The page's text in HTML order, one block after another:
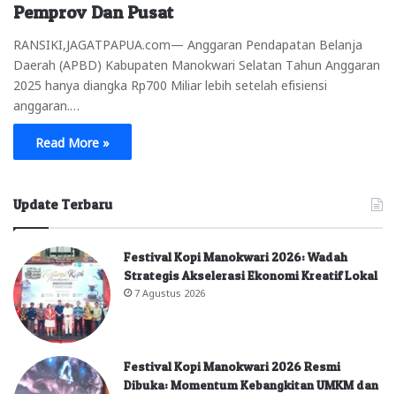
Pemprov Dan Pusat
RANSIKI,JAGATPAPUA.com— Anggaran Pendapatan Belanja
Daerah (APBD) Kabupaten Manokwari Selatan Tahun Anggaran
2025 hanya diangka Rp700 Miliar lebih setelah efisiensi
anggaran.…
Read More »
Update Terbaru
Festival Kopi Manokwari 2026: Wadah
Strategis Akselerasi Ekonomi Kreatif Lokal
7 Agustus 2026
Festival Kopi Manokwari 2026 Resmi
Dibuka: Momentum Kebangkitan UMKM dan